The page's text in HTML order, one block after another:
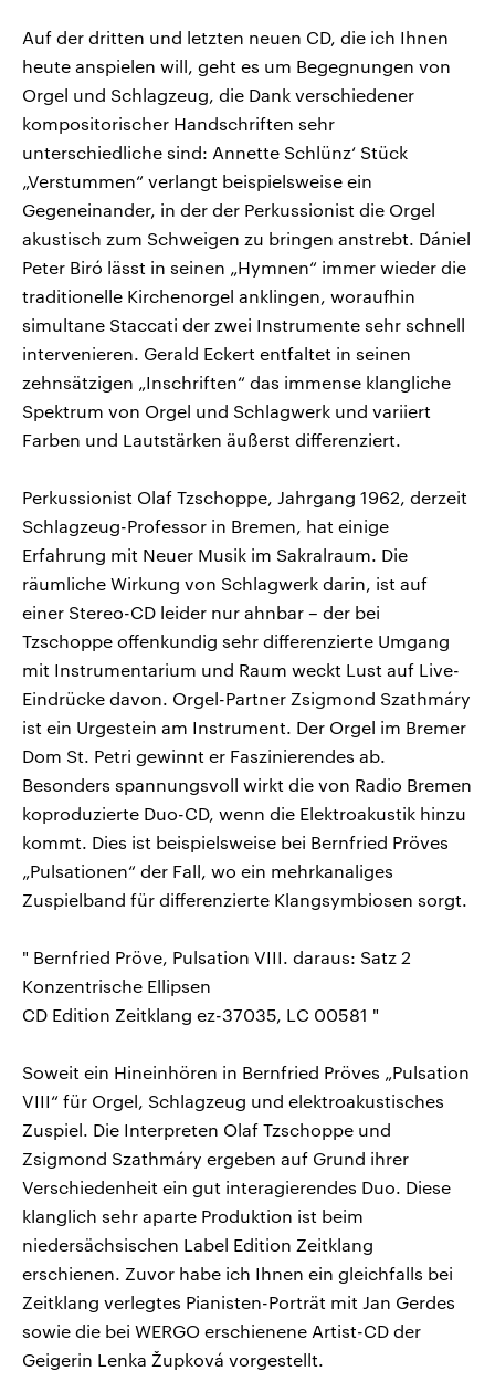
Auf der dritten und letzten neuen CD, die ich Ihnen
heute anspielen will, geht es um Begegnungen von
Orgel und Schlagzeug, die Dank verschiedener
kompositorischer Handschriften sehr
unterschiedliche sind: Annette Schlünz‘ Stück
„Verstummen“ verlangt beispielsweise ein
Gegeneinander, in der der Perkussionist die Orgel
akustisch zum Schweigen zu bringen anstrebt. Dániel
Peter Biró lässt in seinen „Hymnen“ immer wieder die
traditionelle Kirchenorgel anklingen, woraufhin
simultane Staccati der zwei Instrumente sehr schnell
intervenieren. Gerald Eckert entfaltet in seinen
zehnsätzigen „Inschriften“ das immense klangliche
Spektrum von Orgel und Schlagwerk und variiert
Farben und Lautstärken äußerst differenziert.
Perkussionist Olaf Tzschoppe, Jahrgang 1962, derzeit
Schlagzeug-Professor in Bremen, hat einige
Erfahrung mit Neuer Musik im Sakralraum. Die
räumliche Wirkung von Schlagwerk darin, ist auf
einer Stereo-CD leider nur ahnbar – der bei
Tzschoppe offenkundig sehr differenzierte Umgang
mit Instrumentarium und Raum weckt Lust auf Live-
Eindrücke davon. Orgel-Partner Zsigmond Szathmáry
ist ein Urgestein am Instrument. Der Orgel im Bremer
Dom St. Petri gewinnt er Faszinierendes ab.
Besonders spannungsvoll wirkt die von Radio Bremen
koproduzierte Duo-CD, wenn die Elektroakustik hinzu
kommt. Dies ist beispielsweise bei Bernfried Pröves
„Pulsationen“ der Fall, wo ein mehrkanaliges
Zuspielband für differenzierte Klangsymbiosen sorgt.
" Bernfried Pröve, Pulsation VIII. daraus: Satz 2
Konzentrische Ellipsen
CD Edition Zeitklang ez-37035, LC 00581 "
Soweit ein Hineinhören in Bernfried Pröves „Pulsation
VIII“ für Orgel, Schlagzeug und elektroakustisches
Zuspiel. Die Interpreten Olaf Tzschoppe und
Zsigmond Szathmáry ergeben auf Grund ihrer
Verschiedenheit ein gut interagierendes Duo. Diese
klanglich sehr aparte Produktion ist beim
niedersächsischen Label Edition Zeitklang
erschienen. Zuvor habe ich Ihnen ein gleichfalls bei
Zeitklang verlegtes Pianisten-Porträt mit Jan Gerdes
sowie die bei WERGO erschienene Artist-CD der
Geigerin Lenka Župková vorgestellt.